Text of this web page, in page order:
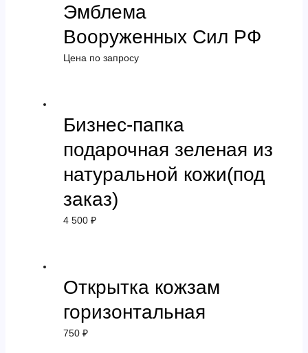
Эмблема
Вооруженных Сил РФ
Цена по запросу
Бизнес-папка
подарочная зеленая из
натуральной кожи(под
заказ)
4 500 ₽
Открытка кожзам
горизонтальная
750 ₽